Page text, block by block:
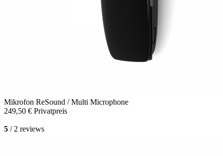
Mikrofon ReSound / Multi Microphone
249,50 € Privatpreis
5 / 2 reviews